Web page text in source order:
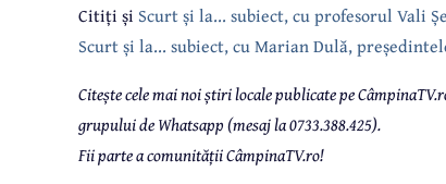
Citiți și Scurt și la... subiect, cu profesorul Vali
Scurt și la... subiect, cu Marian Dulă,
Citește cele mai noi știri locale publicate pe
grupului de Whatsapp (mesaj la 0733.388.425).
Fii parte a comunității CâmpinaTV.ro!